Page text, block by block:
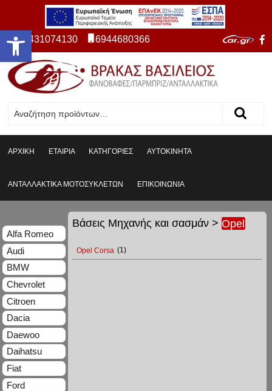
Ανοίξτε τη γραμμή εργαλείων 2431074130 6944680366
ΑΡΧΙΚΗ ΕΤΑΙΡΙΑ ΚΑΤΗΓΟΡΙΕΣ ΑΥΤΟΚΙΝΗΤΑ
ΑΝΤΑΛΛΑΚΤΙΚΑ ΜΟΤΟΣΥΚΛΕΤΩΝ ΕΠΙΚΟΙΝΩΝΙΑ
Βάσεις Μηχανής και σασμάν> Opel
Opel Corsa (1)
Alfa Romeo
Audi
BMW
Chevrolet
Citroen
Dacia
Daewoo
Daihatsu
Fiat
Ford